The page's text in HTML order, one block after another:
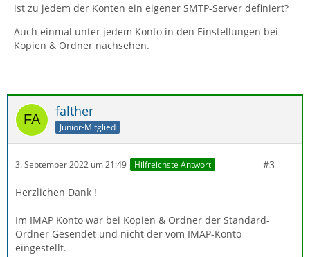
ist zu jedem der Konten ein eigener SMTP-Server definiert?
Auch einmal unter jedem Konto in den Einstellungen bei
Kopien & Ordner nachsehen.
falther
Junior-Mitglied
3. September 2022 um 21:49 Hilfreichste Antwort #3
Herzlichen Dank !
Im IMAP Konto war bei Kopien & Ordner der Standard-
Ordner Gesendet und nicht der vom IMAP-Konto
eingestellt.